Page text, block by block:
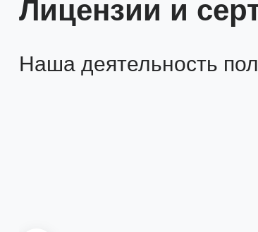
Лицензии и
Наша деятельность